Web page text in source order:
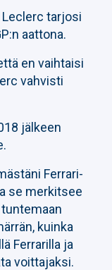
Leclerc tarjosi
aattona.
en vaihtaisi
vahvisti
jälkeen
Ferrari-
se merkitsee
kuinka
Ferrarilla ja
voittajaksi.